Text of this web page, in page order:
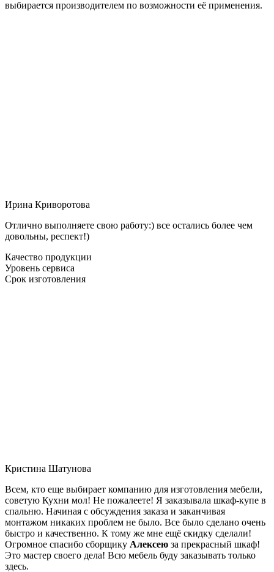
выбирается производителем по возможности её применения.
Ирина Криворотова
Отлично выполняете свою работу:) все остались более чем
довольны, респект!)
Качество продукции
Уровень сервиса
Срок изготовления
Кристина Шатунова
Всем, кто еще выбирает компанию для изготовления мебели,
советую Кухни мол! Не пожалеете! Я заказывала шкаф-купе в
спальню. Начиная с обсуждения заказа и заканчивая
монтажом никаких проблем не было. Все было сделано очень
быстро и качественно. К тому же мне ещё скидку сделали!
Огромное спасибо сборщику Алексею за прекрасный шкаф!
Это мастер своего дела! Всю мебель буду заказывать только
здесь.